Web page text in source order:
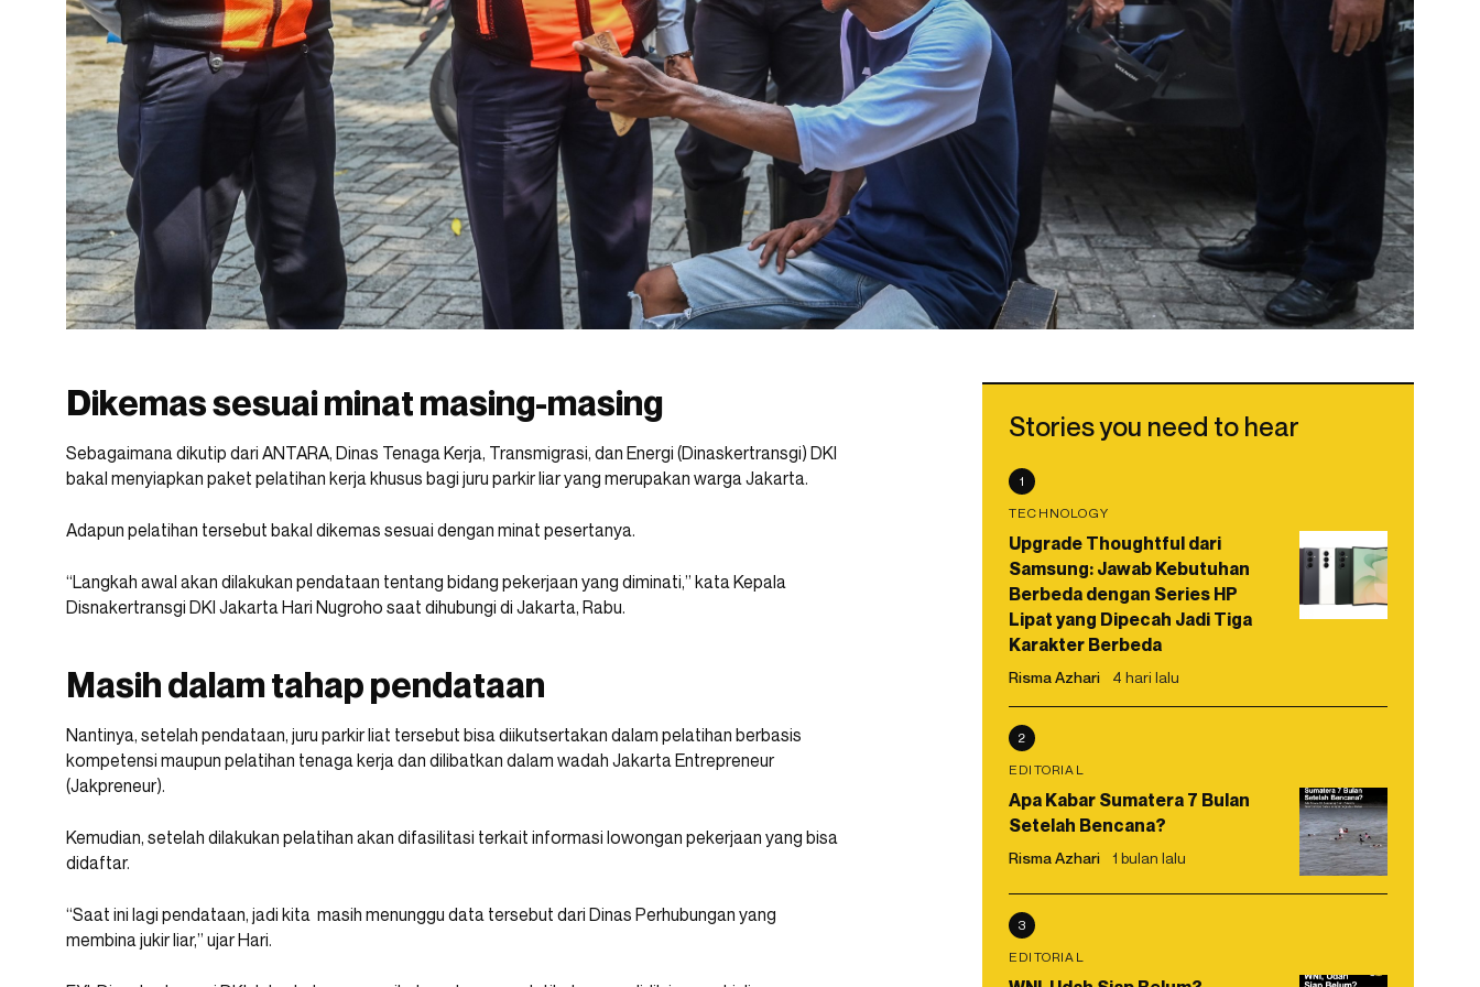
Dikemas sesuai minat masing-masing
Sebagaimana dikutip dari ANTARA, Dinas Tenaga Kerja, Transmigrasi, dan Energi (Dinaskertransgi) DKI
bakal menyiapkan paket pelatihan kerja khusus bagi juru parkir liar yang merupakan warga Jakarta.
Adapun pelatihan tersebut bakal dikemas sesuai dengan minat pesertanya.
“Langkah awal akan dilakukan pendataan tentang bidang pekerjaan yang diminati,” kata Kepala
Disnakertransgi DKI Jakarta Hari Nugroho saat dihubungi di Jakarta, Rabu.
Masih dalam tahap pendataan
Nantinya, setelah pendataan, juru parkir liat tersebut bisa diikutsertakan dalam pelatihan berbasis
kompetensi maupun pelatihan tenaga kerja dan dilibatkan dalam wadah Jakarta Entrepreneur
(Jakpreneur).
Kemudian, setelah dilakukan pelatihan akan difasilitasi terkait informasi lowongan pekerjaan yang bisa
didaftar.
“Saat ini lagi pendataan, jadi kita masih menunggu data tersebut dari Dinas Perhubungan yang
membina jukir liar,” ujar Hari.
Stories you need to hear
1
TECHNOLOGY
Upgrade Thoughtful dari
Samsung: Jawab Kebutuhan
Berbeda dengan Series HP
Lipat yang Dipecah Jadi Tiga
Karakter Berbeda
Risma Azhari 4 hari lalu
2
EDITORIAL
Apa Kabar Sumatera 7 Bulan
Setelah Bencana?
Risma Azhari 1 bulan lalu
3
EDITORIAL